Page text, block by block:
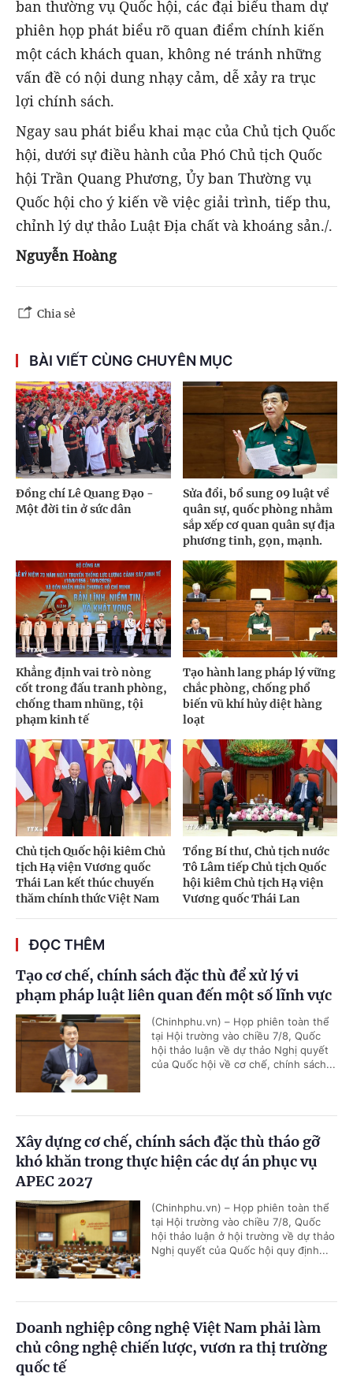
ban thường vụ Quốc hội, các đại biểu tham dự
phiên họp phát biểu rõ quan điểm chính kiến
một cách khách quan, không né tránh những
vấn đề có nội dung nhạy cảm, dễ xảy ra trục
lợi chính sách.
Ngay sau phát biểu khai mạc của Chủ tịch Quốc
hội, dưới sự điều hành của Phó Chủ tịch Quốc
hội Trần Quang Phương, Ủy ban Thường vụ
Quốc hội cho ý kiến về việc giải trình, tiếp thu,
chỉnh lý dự thảo Luật Địa chất và khoáng sản./.
Nguyễn Hoàng
Chia sẻ
BÀI VIẾT CÙNG CHUYÊN MỤC
Đồng chí Lê Quang Đạo -
Một đời tin ở sức dân
Sửa đổi, bổ sung 09 luật về
quân sự, quốc phòng nhằm
sắp xếp cơ quan quân sự địa
phương tinh, gọn, mạnh.
Khẳng định vai trò nòng
cốt trong đấu tranh phòng,
chống tham nhũng, tội
phạm kinh tế
Tạo hành lang pháp lý vững
chắc phòng, chống phổ
biến vũ khí hủy diệt hàng
loạt
Chủ tịch Quốc hội kiêm Chủ
tịch Hạ viện Vương quốc
Thái Lan kết thúc chuyến
thăm chính thức Việt Nam
Tổng Bí thư, Chủ tịch nước
Tô Lâm tiếp Chủ tịch Quốc
hội kiêm Chủ tịch Hạ viện
Vương quốc Thái Lan
ĐỌC THÊM
Tạo cơ chế, chính sách đặc thù để xử lý vi
phạm pháp luật liên quan đến một số lĩnh vực
(Chinhphu.vn) – Họp phiên toàn thể
tại Hội trường vào chiều 7/8, Quốc
hội thảo luận về dự thảo Nghị quyết
của Quốc hội về cơ chế, chính sách...
Xây dựng cơ chế, chính sách đặc thù tháo gỡ
khó khăn trong thực hiện các dự án phục vụ
APEC 2027
(Chinhphu.vn) – Họp phiên toàn thể
tại Hội trường vào chiều 7/8, Quốc
hội thảo luận ở hội trường về dự thảo
Nghị quyết của Quốc hội quy định...
Doanh nghiệp công nghệ Việt Nam phải làm
chủ công nghệ chiến lược, vươn ra thị trường
quốc tế